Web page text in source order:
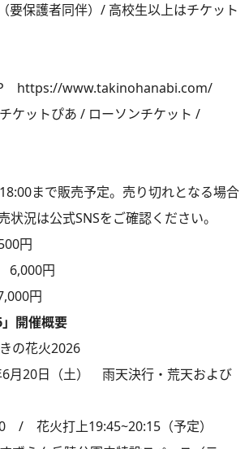
要保護者同伴）/ 高校生以上はチケット
https://www.takinohanabi.com/
ケットぴあ / ローソンチケット /
まで販売予定。売り切れとなる場合
状況は公式SNSをご確認ください。
円
6,000円
円
」開催概要
の花火2026
6月20日（土） 雨天決行・荒天および
/ 花火打上19:45~20:15（予定）